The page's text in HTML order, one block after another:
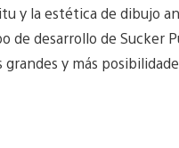
y la estética de dibujo
de desarrollo de Sucker
y más